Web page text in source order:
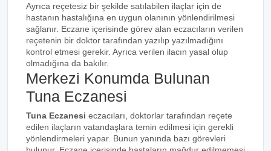
Ayrıca reçetesiz bir şekilde satılabilen ilaçlar için de
hastanın hastalığına en uygun olanının yönlendirilmesi
sağlanır. Eczane içerisinde görev alan eczacıların verilen
reçetenin bir doktor tarafından yazılıp yazılmadığını
kontrol etmesi gerekir. Ayrıca verilen ilacın yasal olup
olmadığına da bakılır.
Merkezi Konumda Bulunan
Tuna Eczanesi
Tuna Eczanesi eczacıları, doktorlar tarafından reçete
edilen ilaçların vatandaşlara temin edilmesi için gerekli
yönlendirmeleri yapar. Bunun yanında bazı görevleri